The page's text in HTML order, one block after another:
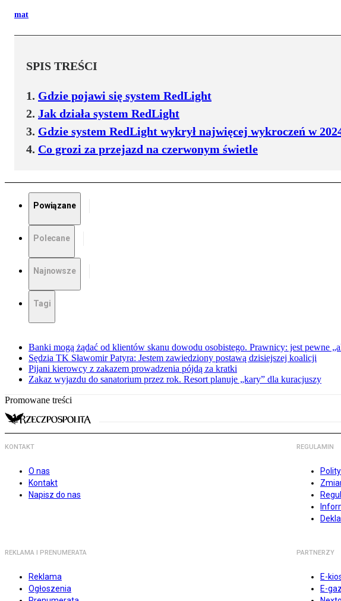
mat
SPIS TREŚCI
Gdzie pojawi się system RedLight
Jak działa system RedLight
Gdzie system RedLight wykrył najwięcej wykroczeń w
Co grozi za przejazd na czerwonym świetle
Powiązane
Polecane
Najnowsze
Tagi
Banki mogą żądać od klientów skanu dowodu osobistego. Prawnicy: jest pewne
Sędzia TK Sławomir Patyra: Jestem zawiedziony postawą dzisiejszej koalicji
Pijani kierowcy z zakazem prowadzenia pójdą za kratki
Zakaz wyjazdu do sanatorium przez rok. Resort planuje „kary” dla kuracjuszy
Promowane treści
KONTAKT
O nas
Kontakt
Napisz do nas
REGULAMIN
REKLAMA I PRENUMERATA
Reklama
Ogłoszenia
PARTNERZY
E-
E-